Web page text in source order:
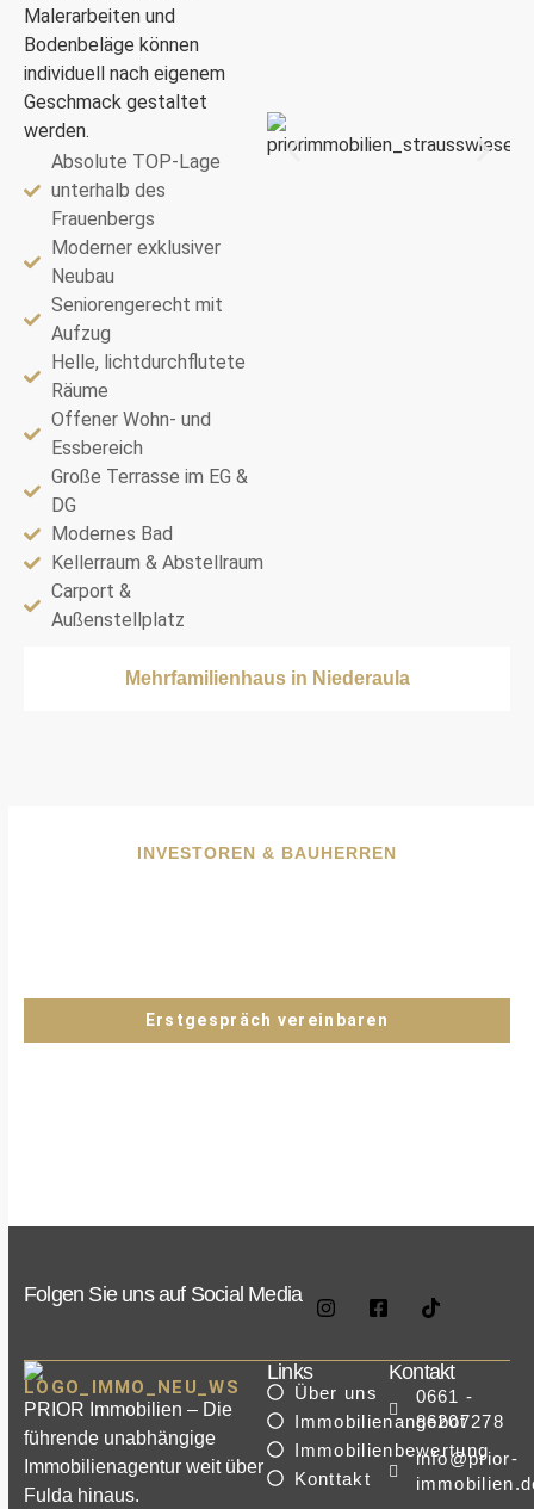
Mehrfamilienhaus in Niederaula
Malerarbeiten und
Bodenbeläge können
individuell nach eigenem
Geschmack gestaltet
werden.
Absolute TOP-Lage
unterhalb des
Frauenbergs
Moderner exklusiver
Neubau
Seniorengerecht mit
Aufzug
Helle, lichtdurchflutete
Räume
Offener Wohn- und
Essbereich
Große Terrasse im EG &
DG
Modernes Bad
Kellerraum & Abstellraum
Carport &
Außenstellplatz
INVESTOREN & BAUHERREN
Erstgespräch vereinbaren
Folgen Sie uns auf Social Media
PRIOR Immobilien – Die
führende unabhängige
Immobilienagentur weit über
Fulda hinaus.
Links
Über uns
Immobilienangebot
Immobilienbewertung
Konttakt
Kontakt
0661 -
86207278
info@prior-